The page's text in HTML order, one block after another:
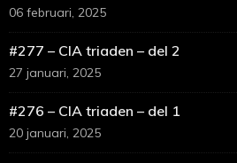
06 februari, 2025
#277 – CIA triaden – del 2
27 januari, 2025
#276 – CIA triaden – del 1
20 januari, 2025